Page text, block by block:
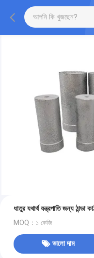
ধাতুর যথার্থ যন্ত্রপাতি জন্য ঠান্ডা
MOQ：১ কেজি
ভালো দাম